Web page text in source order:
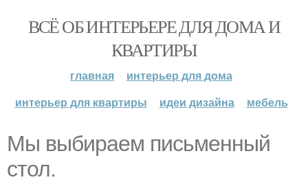
ВСЁ ОБ ИНТЕРЬЕРЕ ДЛЯ ДОМА И
КВАРТИРЫ
главная
интерьер для дома
интерьер для квартиры
идеи дизайна мебель
Мы выбираем письменный
стол.